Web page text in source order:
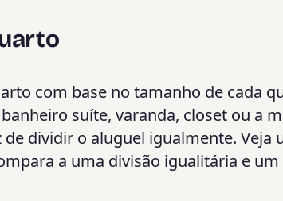
com base no tamanho de cada
suíte, varanda, closet ou a
dividir o aluguel igualmente. Veja
a uma divisão igualitária e